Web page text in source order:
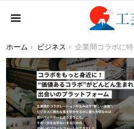
You are here:
ホーム ビジネス 企業間コラボに特化した初のマッチングプラットフォームが4月13日（水）ローンチ！ NESTBOWL発「コラボ・マッチングプラットフォーム」